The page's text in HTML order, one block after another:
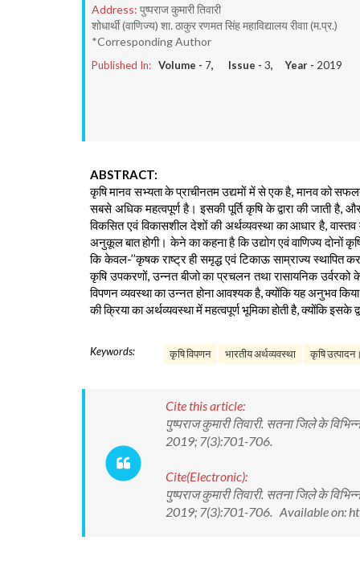
Address: पुष्पराज कुमारी तिवारी
शोधार्थी (वाणिज्य) शा. ठाकुर रणमत सिंह महाविद्यालय रीवाा (म.प्र.)
*Corresponding Author
Published In: Volume - 7, Issue - 3, Year - 2019
ABSTRACT:
कृषि मानव सभ्यता के प्राचीनतम उद्यमों में से एक है, मानव को
सबसे अधिक महत्वपूर्ण है। इसकी पूर्ति कृषि के द्वारा की जाती
विकसित एवं विकासशील देशों की अर्थव्यवस्था का आधार है,
अनुकूल बात होगी। केने का कहना है कि उद्योग एवं वाणिज्य दोनों
कि केवल-’’कृषक राष्ट्र ही समृद्ध एवं टिकाऊ साम्राज्य
कृषि उपकरणों, उन्नत बीजो का प्रचलन तथा रासायनिक
विपणन व्यवस्था का उन्नत होना आवश्यक है, क्योंकि यह अनुभव
की क्रिया का अर्थव्यवस्था में महत्वपूर्ण भूमिका होती है, क्योंकि
Keywords: कृषि विपणन भारतीय अर्थव्यवस्था कृषि
Cite this article:
पुष्पराज कुमारी तिवारी. सतना जिले के
2019; 7(3):701-706.
Cite(Electronic):
पुष्पराज कुमारी तिवारी. सतना जिले के
2019; 7(3):701-706. Available on: